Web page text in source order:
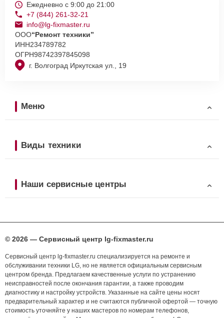
г. Волгоград Иркутская ул., 19
Ежедневно с 9:00 до 21:00
+7 (844) 261-32-21
info@lg-fixmaster.ru
ООО“Ремонт техники”
ИНН234789782
ОГРН98742397845098
Меню
Виды техники
Наши сервисные центры
© 2026 — Сервисный центр lg-fixmaster.ru
Сервисный центр lg-fixmaster.ru специализируется на ремонте и
обслуживании техники LG, но не является официальным сервисным
центром бренда. Предлагаем качественные услуги по устранению
неисправностей после окончания гарантии, а также проводим
диагностику и настройку устройств. Указанные на сайте цены носят
предварительный характер и не считаются публичной офертой — точную
стоимость уточняйте у наших мастеров по номерам телефонов,